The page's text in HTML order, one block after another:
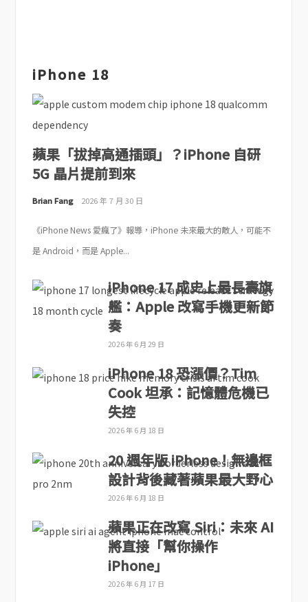
iPhone 18
蘋果「拔掉高通插頭」？iPhone 自研
5G 晶片提前到來
Brian Fang 2026 年 7 月 30 日
《iPhone News 愛瘋了》報導，iPhone 未來最大的敵人，可能不
是 Android，而是 Apple...
iPhone 17 成史上最長壽旗
艦：Apple 改寫手機更新節
奏
2026 年 6 月 29 日
iPhone 18 恐漲價？Tim
Cook 坦承：記憶體危機已
失控
2026 年 6 月 18 日
20 週年版 iPhone！無邊框
設計背後藏著蘋果最大野心
2026 年 6 月 18 日
蘋果正在改寫 Siri：未來 AI
將直接「幫你操作
iPhone」
2026 年 6 月 17 日